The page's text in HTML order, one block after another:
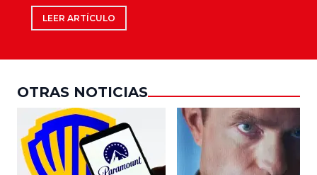
LEER ARTÍCULO
OTRAS NOTICIAS